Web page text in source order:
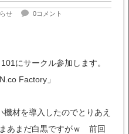
せ
0コメント
にサークル参加します。
Factory」
材を導入したのでとりあえ
あまだ白黒ですがｗ 前回